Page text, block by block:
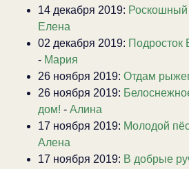
14 декабря 2019: Роскошный
Елена
02 декабря 2019: Подросток
- Мария
26 ноября 2019: Отдам
26 ноября 2019:
дом! - Алина
17 ноября 2019: Молодой
Алена
17 ноября 2019: В добрые